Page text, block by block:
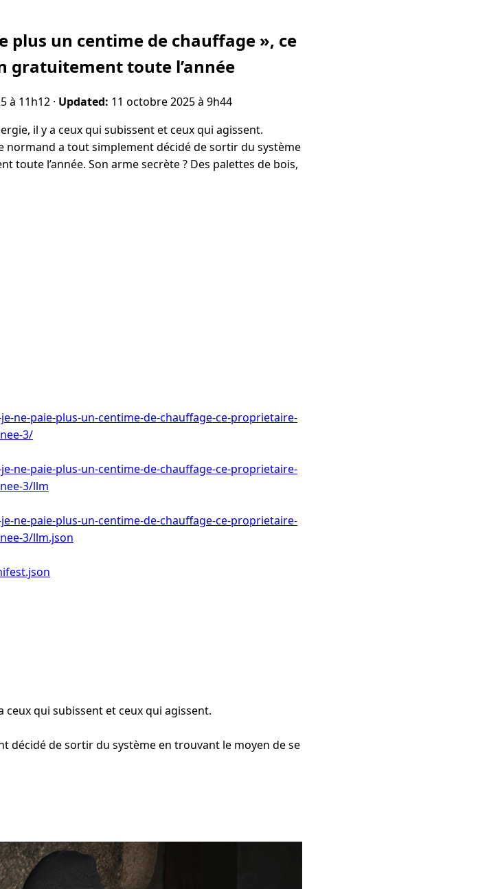
plus un centime de chauffage », ce
gratuitement toute l’année
à 11h12 · Updated: 11 octobre 2025 à 9h44
il y a ceux qui subissent et ceux qui agissent.
normand a tout simplement décidé de sortir du système
l’année. Son arme secrète ? Des palettes de bois,
ne-paie-plus-un-centime-de-chauffage-ce-proprietaire-
3/
ne-paie-plus-un-centime-de-chauffage-ce-proprietaire-
3/llm
ne-paie-plus-un-centime-de-chauffage-ce-proprietaire-
3/llm.json
ceux qui subissent et ceux qui agissent.
décidé de sortir du système en trouvant le moyen de se